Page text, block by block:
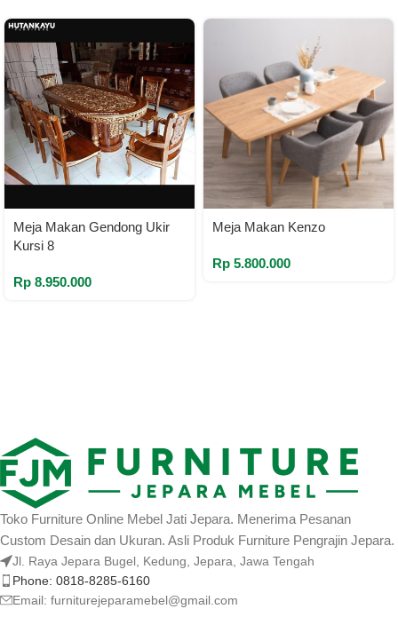
Meja Makan Gendong Ukir
Kursi 8
Rp 8.950.000
Meja Makan Kenzo
Rp 5.800.000
Toko Furniture Online Mebel Jati Jepara. Menerima Pesanan
Custom Desain dan Ukuran. Asli Produk Furniture Pengrajin Jepara.
Jl. Raya Jepara Bugel, Kedung, Jepara, Jawa Tengah
Phone: 0818-8285-6160
Email: furniturejeparamebel@gmail.com